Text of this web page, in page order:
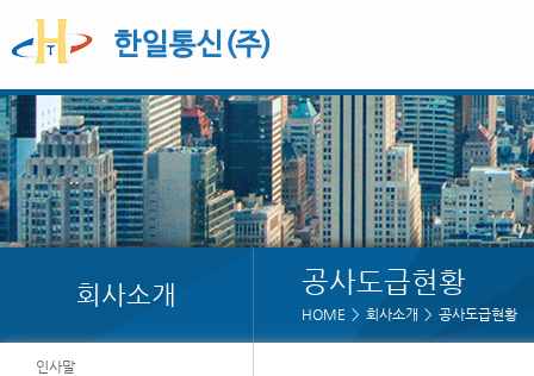
회사소개 공사도급현황
HOME 회사소개 공사도급현황
인사말